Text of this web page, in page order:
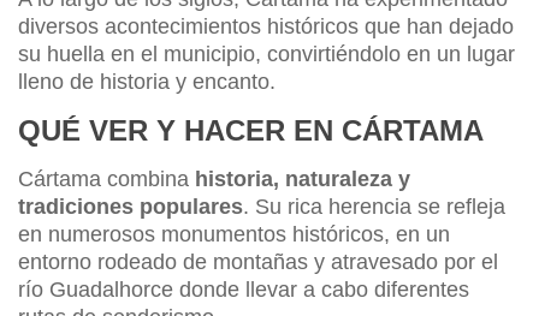
diversos acontecimientos históricos que han dejado
su huella en el municipio, convirtiéndolo en un lugar
lleno de historia y encanto.
QUÉ VER Y HACER EN CÁRTAMA
Cártama combina historia, naturaleza y
tradiciones populares. Su rica herencia se refleja
en numerosos monumentos históricos, en un
entorno rodeado de montañas y atravesado por el
río Guadalhorce donde llevar a cabo diferentes